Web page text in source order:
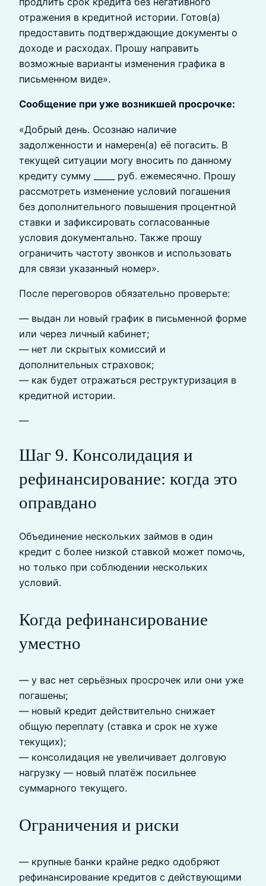
отражения в кредитной истории. Готов(а)
предоставить подтверждающие документы о
доходе и расходах. Прошу направить
возможные варианты изменения графика в
письменном виде».
Сообщение при уже возникшей просрочке:
«Добрый день. Осознаю наличие
задолженности и намерен(а) её погасить. В
текущей ситуации могу вносить по данному
кредиту сумму _____ руб. ежемесячно. Прошу
рассмотреть изменение условий погашения
без дополнительного повышения процентной
ставки и зафиксировать согласованные
условия документально. Также прошу
ограничить частоту звонков и использовать
для связи указанный номер».
После переговоров обязательно проверьте:
— выдан ли новый график в письменной форме
или через личный кабинет;
— нет ли скрытых комиссий и
дополнительных страховок;
— как будет отражаться реструктуризация в
кредитной истории.
—
Шаг 9. Консолидация и
рефинансирование: когда это
оправдано
Объединение нескольких займов в один
кредит с более низкой ставкой может помочь,
но только при соблюдении нескольких
условий.
Когда рефинансирование
уместно
— у вас нет серьёзных просрочек или они уже
погашены;
— новый кредит действительно снижает
общую переплату (ставка и срок не хуже
текущих);
— консолидация не увеличивает долговую
нагрузку — новый платёж посильнее
суммарного текущего.
Ограничения и риски
— крупные банки крайне редко одобряют
рефинансирование кредитов с действующими